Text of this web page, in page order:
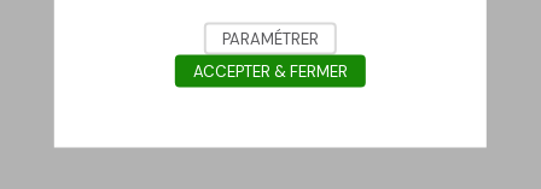
PARAMÉTRER
ACCEPTER & FERMER